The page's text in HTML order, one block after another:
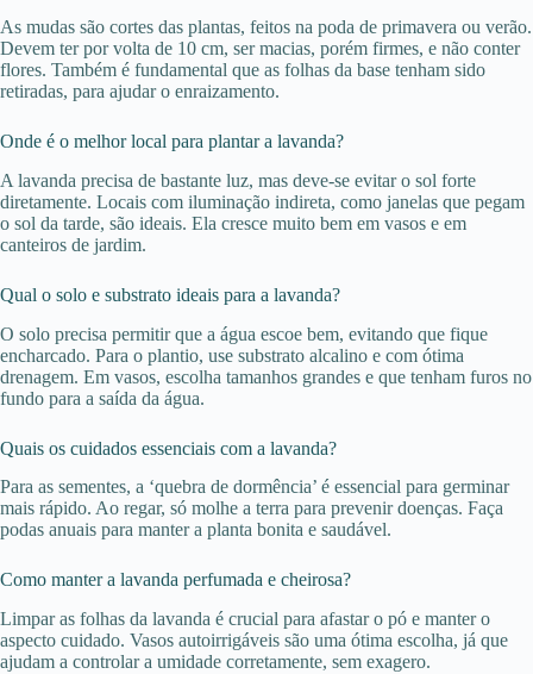
As mudas são cortes das plantas, feitos na poda de primavera ou verão.
Devem ter por volta de 10 cm, ser macias, porém firmes, e não conter
flores. Também é fundamental que as folhas da base tenham sido
retiradas, para ajudar o enraizamento.
Onde é o melhor local para plantar a lavanda?
A lavanda precisa de bastante luz, mas deve-se evitar o sol forte
diretamente. Locais com iluminação indireta, como janelas que pegam
o sol da tarde, são ideais. Ela cresce muito bem em vasos e em
canteiros de jardim.
Qual o solo e substrato ideais para a lavanda?
O solo precisa permitir que a água escoe bem, evitando que fique
encharcado. Para o plantio, use substrato alcalino e com ótima
drenagem. Em vasos, escolha tamanhos grandes e que tenham furos no
fundo para a saída da água.
Quais os cuidados essenciais com a lavanda?
Para as sementes, a ‘quebra de dormência’ é essencial para germinar
mais rápido. Ao regar, só molhe a terra para prevenir doenças. Faça
podas anuais para manter a planta bonita e saudável.
Como manter a lavanda perfumada e cheirosa?
Limpar as folhas da lavanda é crucial para afastar o pó e manter o
aspecto cuidado. Vasos autoirrigáveis são uma ótima escolha, já que
ajudam a controlar a umidade corretamente, sem exagero.